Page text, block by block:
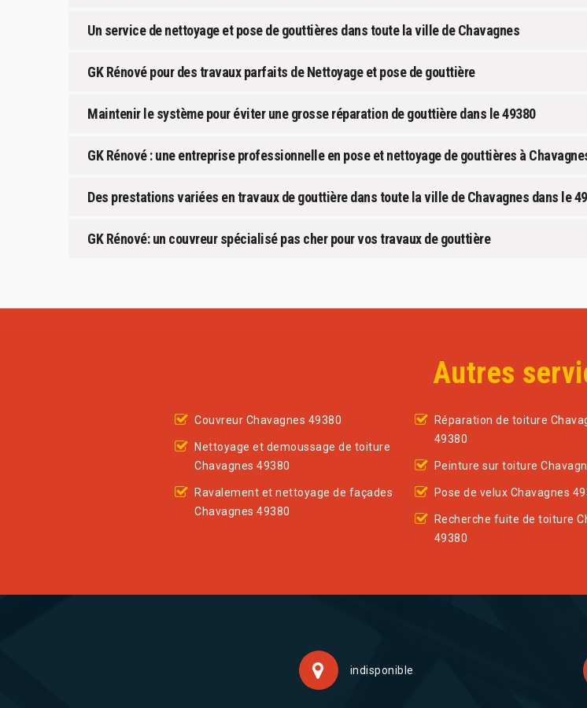
Un service de nettoyage et pose de gouttières dans toute la ville de Chavagnes
GK Rénové pour des travaux parfaits de Nettoyage et pose de gouttière
Maintenir le système pour éviter une grosse réparation de gouttière dans le 49380
GK Rénové : une entreprise professionnelle en pose et nettoyage de gouttières à
Des prestations variées en travaux de gouttière dans toute la ville de Chavagnes dans le
GK Rénové: un couvreur spécialisé pas cher pour vos travaux de gouttière
Autres
Couvreur Chavagnes 49380
Nettoyage et demoussage de toiture
Chavagnes 49380
Ravalement et nettoyage de façades
Chavagnes 49380
Réparation de toiture
49380
Peinture sur toiture
Pose de velux Chavagnes
Recherche fuite de toiture
49380
indisponible